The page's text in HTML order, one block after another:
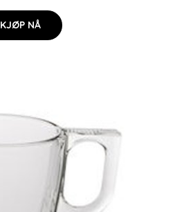
KJØP NÅ